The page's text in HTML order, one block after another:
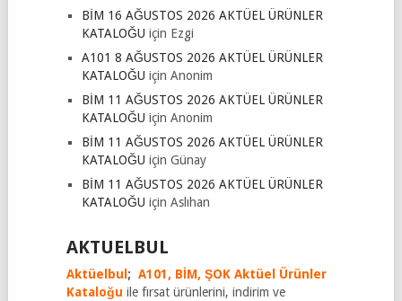
BİM 16 AĞUSTOS 2026 AKTÜEL ÜRÜNLER
KATALOĞU için Ezgi
A101 8 AĞUSTOS 2026 AKTÜEL ÜRÜNLER
KATALOĞU için Anonim
BİM 11 AĞUSTOS 2026 AKTÜEL ÜRÜNLER
KATALOĞU için Anonim
BİM 11 AĞUSTOS 2026 AKTÜEL ÜRÜNLER
KATALOĞU için Günay
BİM 11 AĞUSTOS 2026 AKTÜEL ÜRÜNLER
KATALOĞU için Aslıhan
AKTUELBUL
Aktüelbul ; A101, BİM, ŞOK Aktüel Ürünler
Kataloğu ile fırsat ürünlerini, indirim ve